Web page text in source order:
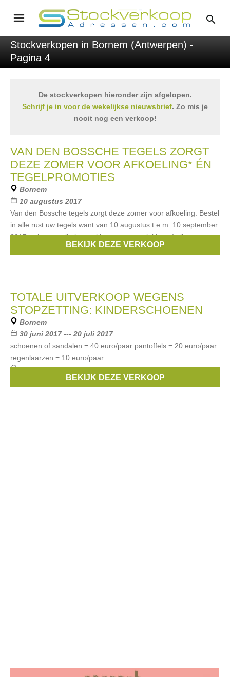
Stockverkopen in Bornem (Antwerpen) -
Pagina 4
De stockverkopen hieronder zijn afgelopen.
Schrijf je in voor de wekelijkse nieuwsbrief. Zo mis je
nooit nog een verkoop!
VAN DEN BOSSCHE TEGELS ZORGT
DEZE ZOMER VOOR AFKOELING* ÉN
TEGELPROMOTIES
Bornem
10 augustus 2017
Van den Bossche tegels zorgt deze zomer voor afkoeling. Bestel
in alle rust uw tegels want van 10 augustus t.e.m. 10 september
2017 trakteren wij al onze klanten op een lekkere Italiaanse
gelato. BovendienBEKIJK DEZE VERKOOP
TOTALE UITVERKOOP WEGENS
STOPZETTING: KINDERSCHOENEN
Bornem
30 juni 2017 --- 20 juli 2017
schoenen of sandalen = 40 euro/paar pantoffels = 20 euro/paar
regenlaarzen = 10 euro/paar
Merken:Pom D'Api,Rondinella,Stones & Bones,
, ...BEKIJK DEZE VERKOOP